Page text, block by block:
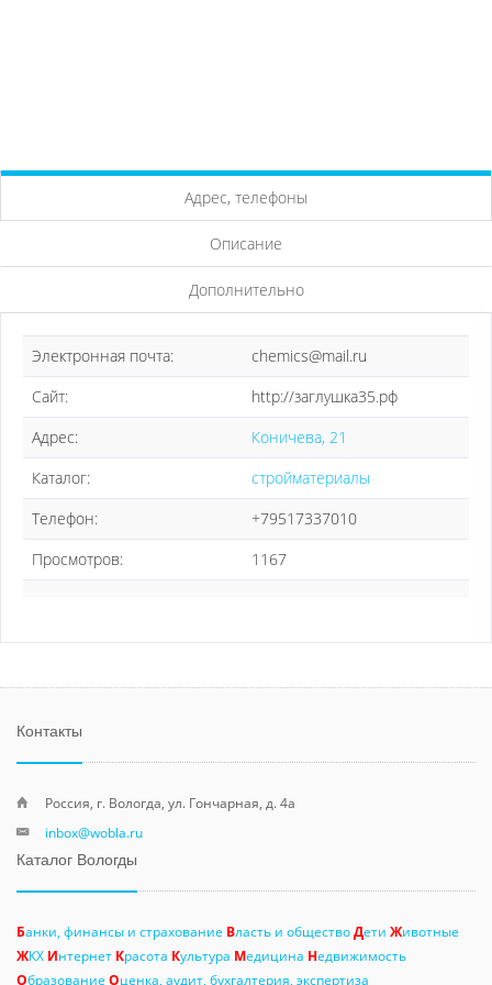
Адрес, телефоны
Описание
Дополнительно
Электронная почта:
chemics@mail.ru
Сайт:
http://заглушка35.рф
Адрес:
Коничева, 21
Каталог:
стройматериалы
Телефон:
+79517337010
Просмотров:
1167
Контакты
Россия, г. Вологда, ул. Гончарная, д. 4а
inbox@wobla.ru
Каталог Вологды
Банки, финансы и страхование Власть и обществоДети Животные
ЖКХ Интернет Красота Культура Медицина Недвижимость
Образование Оценка, аудит, бухгалтерия, экспертиза